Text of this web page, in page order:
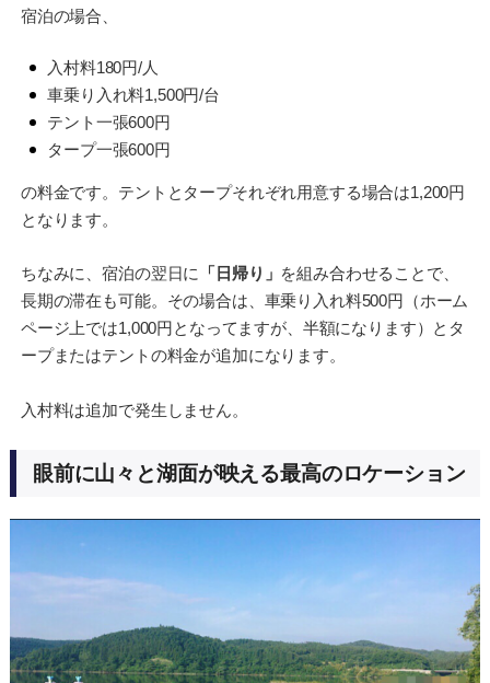
宿泊の場合、
入村料180円/人
車乗り入れ料1,500円/台
テント一張600円
タープ一張600円
の料金です。テントとタープそれぞれ用意する場合は1,200円
となります。
ちなみに、宿泊の翌日に 「日帰り」 を組み合わせることで、
長期の滞在も可能。その場合は、車乗り入れ料500円（ホーム
ページ上では1,000円となってますが、半額になります）とタ
ープまたはテントの料金が追加になります。
入村料は追加で発生しません。
眼前に山々と湖面が映える最高のロケーション